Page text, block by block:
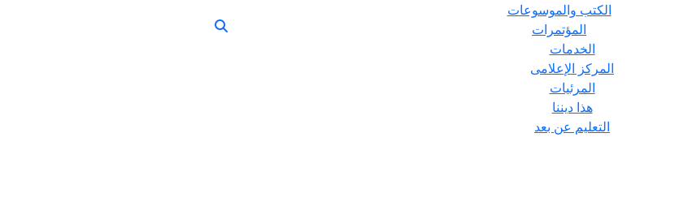
الكتب والموسوعات
المؤتمرات
الخدمات
المركز الإعلامى
المرئيات
هذا ديننا
التعليم عن بعد